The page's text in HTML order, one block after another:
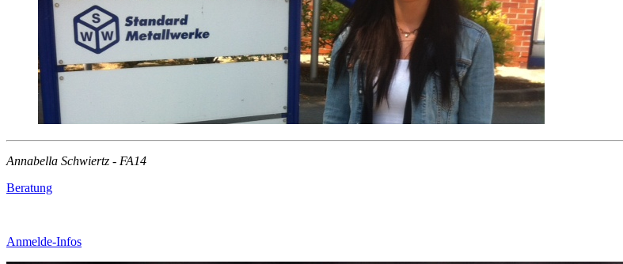
Annabella Schwiertz - FA14
Beratung
Anmelde-Infos